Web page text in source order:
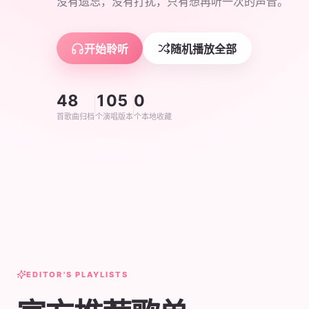
开始聆听 随机播放全部
48
首歌曲归档
105
个演唱版本
0
个本地收藏
EDITOR'S PLAYLISTS